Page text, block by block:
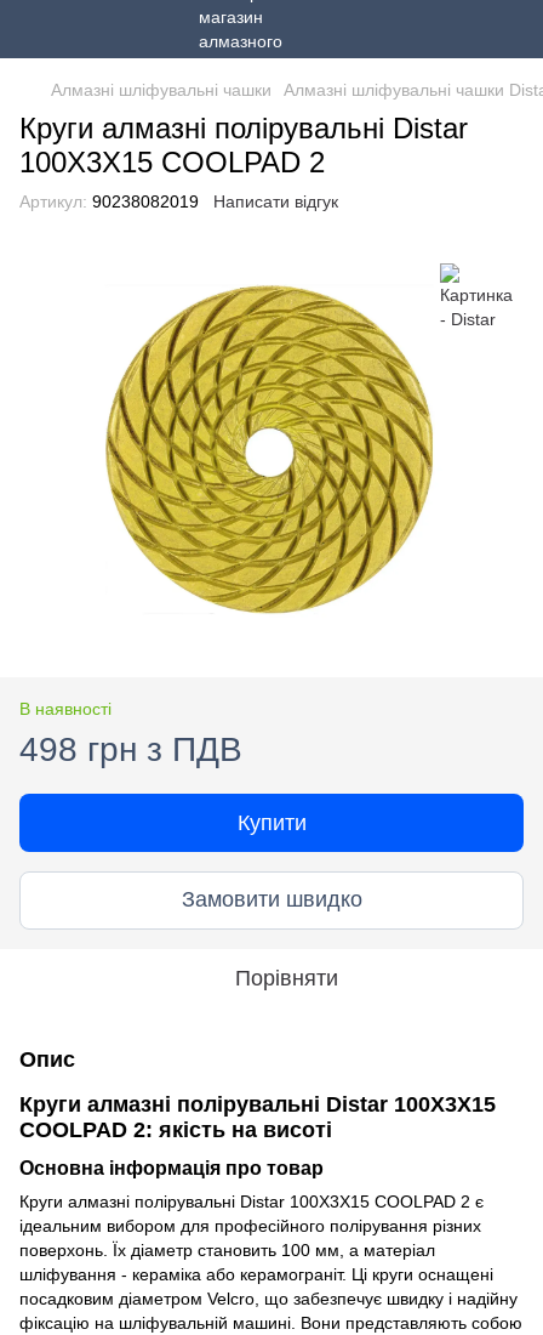
Алмазні шліфувальні чашки Алмазні шліфувальні чашки
Круги алмазні полірувальні Distar
100X3X15 COOLPAD 2
Артикул: 90238082019 Написати відгук
В наявності
498 грн з ПДВ
Купити
Замовити швидко
Порівняти
Опис
Круги алмазні полірувальні Distar 100X3X15
COOLPAD 2: якість на висоті
Основна інформація про товар
Круги алмазні полірувальні Distar 100X3X15 COOLPAD 2 є
ідеальним вибором для професійного полірування різних
поверхонь. Їх діаметр становить 100 мм, а матеріал
шліфування - кераміка або керамограніт. Ці круги оснащені
посадковим діаметром Velcro, що забезпечує швидку і надійну
фіксацію на шліфувальній машині. Вони представляють собою